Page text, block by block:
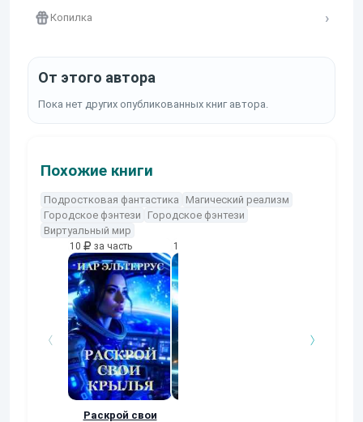
Копилка
От этого автора
Пока нет других опубликованных книг автора.
Похожие книги
Подростковая фантастика
Магический реализм
Городское фэнтези
Городское фэнтези
Виртуальный мир
10 за часть
Раскрой свои
10